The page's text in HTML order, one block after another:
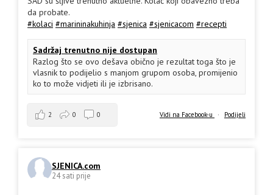
da probate.
#kolaci #marininakuhinja #sjenica #sjenicacom #recepti
Sadržaj trenutno nije dostupan
Razlog što se ovo dešava obično je rezultat toga što je
vlasnik to podijelio s manjom grupom osoba, promijenio
ko to može vidjeti ili je izbrisano.
Vidi na Facebook-u · Podijeli
2 0 0
SJENICA.com
24 sati prije